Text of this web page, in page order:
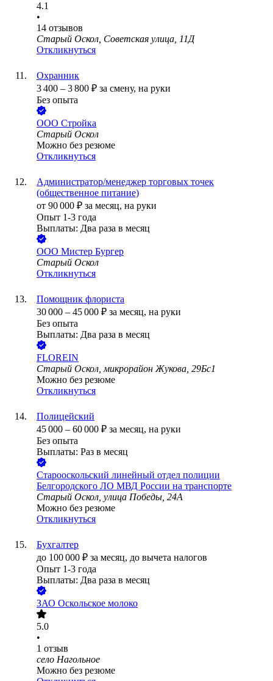
4.1
•
14 отзывов
Старый Оскол, Советская улица, 11Д
Откликнуться
Охранник
3 400 – 3 800 ₽ за смену, на руки
Без опыта
ООО Стройка
Старый Оскол
Можно без резюме
Откликнуться
Администратор/менеджер торговых точек
(общественное питание)
от 90 000 ₽ за месяц, на руки
Опыт 1-3 года
Выплаты: Два раза в месяц
ООО Мистер Бургер
Старый Оскол
Откликнуться
Помощник флориста
30 000 – 45 000 ₽ за месяц, на руки
Без опыта
Выплаты: Два раза в месяц
FLOREIN
Старый Оскол, микрорайон Жукова, 29Бс1
Можно без резюме
Откликнуться
Полицейский
45 000 – 60 000 ₽ за месяц, на руки
Без опыта
Выплаты: Раз в месяц
Старооскольский линейный отдел полиции
Белгородского ЛО МВД России на транспорте
Старый Оскол, улица Победы, 24А
Можно без резюме
Откликнуться
Бухгалтер
до 100 000 ₽ за месяц, до вычета налогов
Опыт 1-3 года
Выплаты: Два раза в месяц
ЗАО Оскольское молоко
5.0
•
1 отзыв
село Нагольное
Можно без резюме